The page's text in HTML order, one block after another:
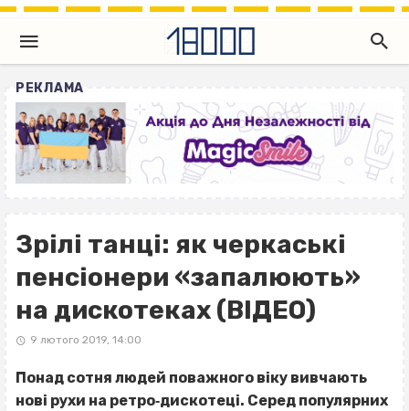
РЕКЛАМА
Зрілі танці: як черкаські
пенсіонери «запалюють»
на дискотеках (ВІДЕО)
9 лютого 2019, 14:00
Понад сотня людей поважного віку вивчають
нові рухи на ретро‐дискотеці. Серед популярних